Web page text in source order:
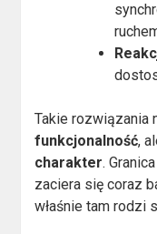
Takie rozwiązania
funkcjonalność,
charakter.
zaciera się coraz
właśnie tam rodzi